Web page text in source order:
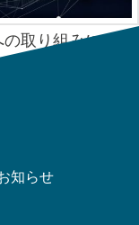
取り組みについ
知らせ